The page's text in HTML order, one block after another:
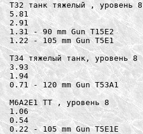
T32 танк тяжелый , уровень 8
5.81
2.91
1.31 - 90 mm Gun T15E2
1.22 - 105 mm Gun T5E1
T34 тяжелый танк, уровень 8
3.93
1.94
0.71 - 120 mm Gun T53A1
M6A2E1 ТТ , уровень 8
1.06
0.54
0.22 - 105 mm Gun T5E1E